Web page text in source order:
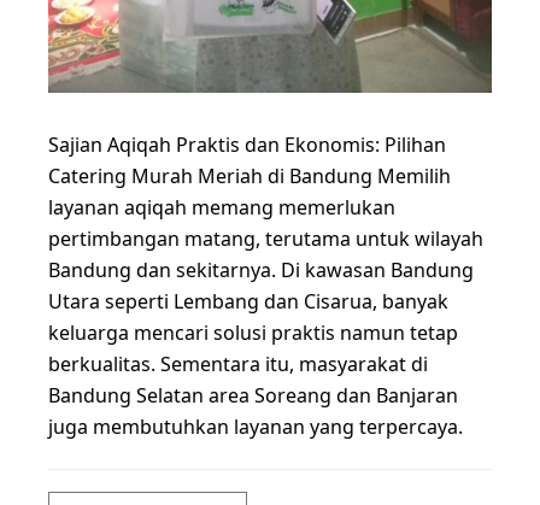
Sajian Aqiqah Praktis dan Ekonomis: Pilihan
Catering Murah Meriah di Bandung Memilih
layanan aqiqah memang memerlukan
pertimbangan matang, terutama untuk wilayah
Bandung dan sekitarnya. Di kawasan Bandung
Utara seperti Lembang dan Cisarua, banyak
keluarga mencari solusi praktis namun tetap
berkualitas. Sementara itu, masyarakat di
Bandung Selatan area Soreang dan Banjaran
juga membutuhkan layanan yang terpercaya.